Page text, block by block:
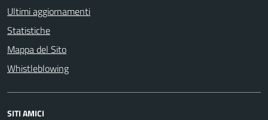
Ultimi aggiornamenti
Statistiche
Mappa del Sito
Whistleblowing
SITI AMICI